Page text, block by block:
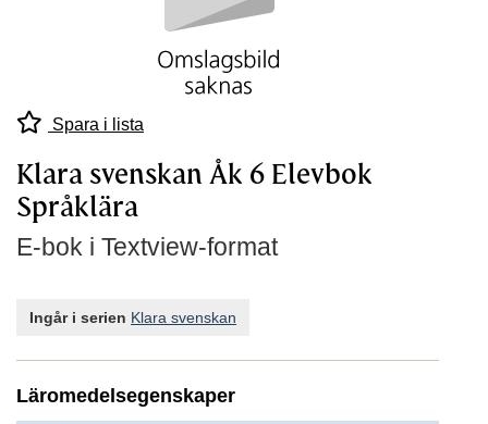
Spara i lista
Klara svenskan Åk 6 Elevbok
Språklära
E-bok i Textview-format
Ingår i serien Klara svenskan
Läromedelsegenskaper